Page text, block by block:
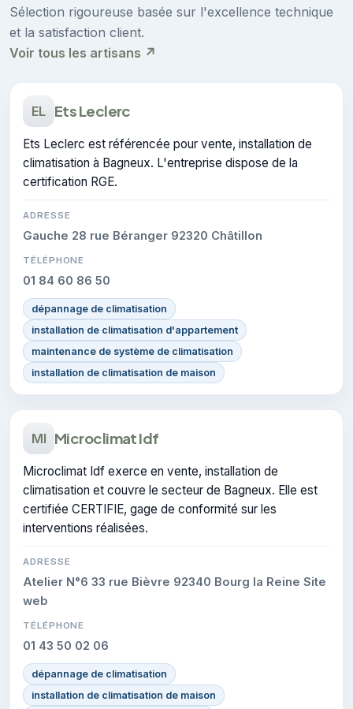
Sélection rigoureuse basée sur l'excellence technique
et la satisfaction client.
Voir tous les artisans ↗
EL Ets Leclerc
Ets Leclerc est référencée pour vente, installation de
climatisation à Bagneux. L'entreprise dispose de la
certification RGE.
ADRESSE
Gauche 28 rue Béranger 92320 Châtillon
TÉLÉPHONE
01 84 60 86 50
dépannage de climatisation
installation de climatisation d'appartement
maintenance de système de climatisation
installation de climatisation de maison
MI Microclimat Idf
Microclimat Idf exerce en vente, installation de
climatisation et couvre le secteur de Bagneux. Elle est
certifiée CERTIFIE, gage de conformité sur les
interventions réalisées.
ADRESSE
Atelier N°6 33 rue Bièvre 92340 Bourg la Reine Site
web
TÉLÉPHONE
01 43 50 02 06
dépannage de climatisation
installation de climatisation de maison